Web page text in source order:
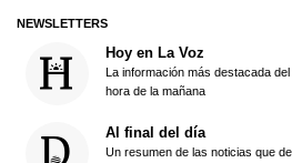
NEWSLETTERS
Hoy en La Voz
La información más destacada
hora de la mañana
Al final del día
Un resumen de las noticias que